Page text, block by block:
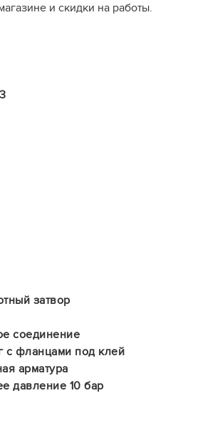
и скидки на работы.
затвор
соединение
с фланцами под клей
арматура
давление 10 бар